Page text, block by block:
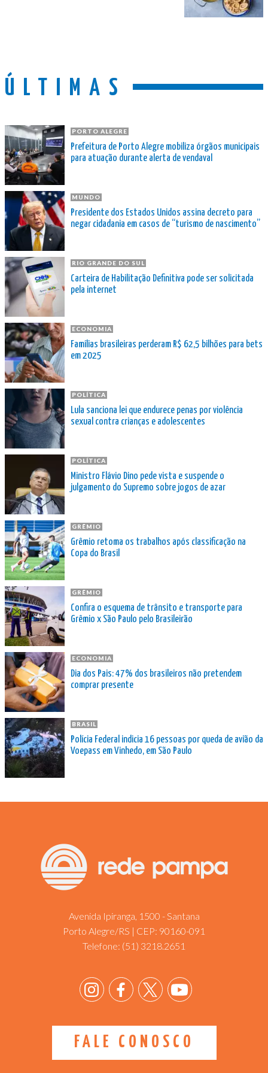
ÚLTIMAS
PORTO ALEGRE
Prefeitura de Porto Alegre mobiliza órgãos municipais
para atuação durante alerta de vendaval
MUNDO
Presidente dos Estados Unidos assina decreto para
negar cidadania em casos de “turismo de nascimento”
RIO GRANDE DO SUL
Carteira de Habilitação Definitiva pode ser solicitada
pela internet
ECONOMIA
Famílias brasileiras perderam R$ 62,5 bilhões para bets
em 2025
POLÍTICA
Lula sanciona lei que endurece penas por violência
sexual contra crianças e adolescentes
POLÍTICA
Ministro Flávio Dino pede vista e suspende o
julgamento do Supremo sobre jogos de azar
GRÊMIO
Grêmio retoma os trabalhos após classificação na
Copa do Brasil
GRÊMIO
Confira o esquema de trânsito e transporte para
Grêmio x São Paulo pelo Brasileirão
ECONOMIA
Dia dos Pais: 47% dos brasileiros não pretendem
comprar presente
BRASIL
Polícia Federal indicia 16 pessoas por queda de avião da
Voepass em Vinhedo, em São Paulo
Avenida Ipiranga, 1500 - Santana
Porto Alegre/RS | CEP: 90160-091
Telefone: (51) 3218.2651
FALE CONOSCO